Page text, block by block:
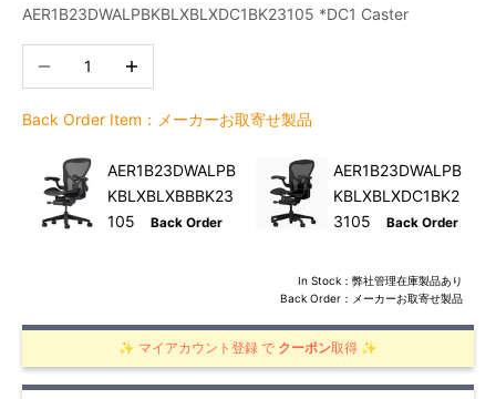
AER1B23DWALPBKBLXBLXDC1BK23105 *DC1 Caster
数量を減らす 数量を増やす
Back Order Item：メーカーお取寄せ製品
AER1B23DWALPB
KBLXBLXBBBK23
105
Back Order
AER1B23DWALPB
KBLXBLXDC1BK2
3105
Back Order
In Stock：弊社管理在庫製品あり
Back Order：メーカーお取寄せ製品
✨ マイアカウント登録 で クーポン取得 ✨